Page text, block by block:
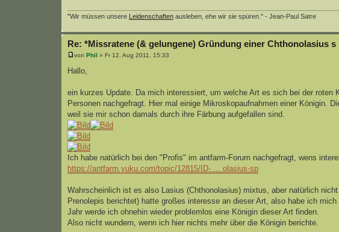
"Wir müssen unsere Leidenschaften ausleben, ehe wir sie spüren." - Jean-Paul Satre
Re: *Missratene (& gelungene) Gründung einer Chthonolasius s
von Phil » Fr 12. Aug 2011, 15:33
Hallo,
ein kurzes Update. Da mich interessiert, um welche Art es sich bei der
Personen nachgefragt. Hier mal einige Mikroskopaufnahmen einer Königin.
weil sie mir schon damals durch ihre Färbung aufgefallen sind.
Ich habe natürlich bei den "Profis" im antfarm-Forum nachgefragt, wens
https://antfarm.yuku.com/topic/12815/ID- ... olasius-sp
Wahrscheinlich ist es also Lasius (Chthonolasius) mixtus, aber natürlich
Prenolepis berichtet) hatte großes interesse an dieser Art, also habe ich
Jahr werde ich ohnehin wieder problemlos eine Königin dieser Art finden.
Also nicht wundern, wenn ich hier nichts mehr über die Königin berichte.